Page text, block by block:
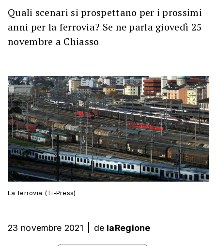
Quali scenari si prospettano per i prossimi
anni per la ferrovia? Se ne parla giovedì 25
novembre a Chiasso
La ferrovia (Ti-Press)
23 novembre 2021 de laRegione